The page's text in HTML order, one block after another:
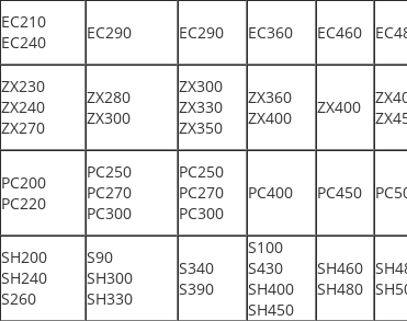
EC210
EC240
EC290 EC290 EC360 EC460
ZX230
ZX240
ZX270
ZX280
ZX300
ZX300
ZX330
ZX350
ZX360
ZX400
ZX400
PC200
PC220
PC250
PC270
PC300
PC250
PC270
PC300
PC400 PC450
SH200
SH240
S260
S90
SH300
SH330
S340
S390
S100
S430
SH400
SH450
SH460
SH480